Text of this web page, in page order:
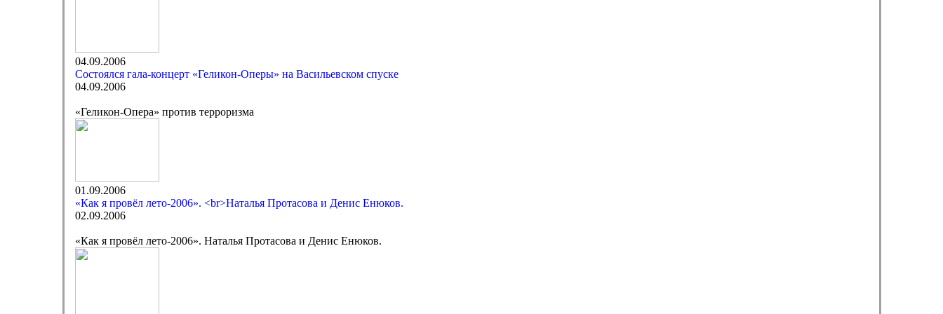
04.09.2006
Состоялся гала-концерт «Геликон-Оперы» на Васильевском спуске
04.09.2006
«Геликон-Опера» против терроризма
01.09.2006
«Как я провёл лето-2006». <br>Наталья Протасова и Денис Енюков.
02.09.2006
«Как я провёл лето-2006». Наталья Протасова и Денис Енюков.